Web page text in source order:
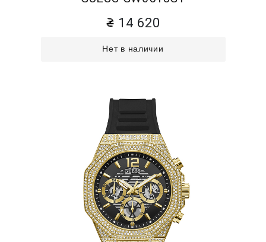
14 620
Нет в наличии